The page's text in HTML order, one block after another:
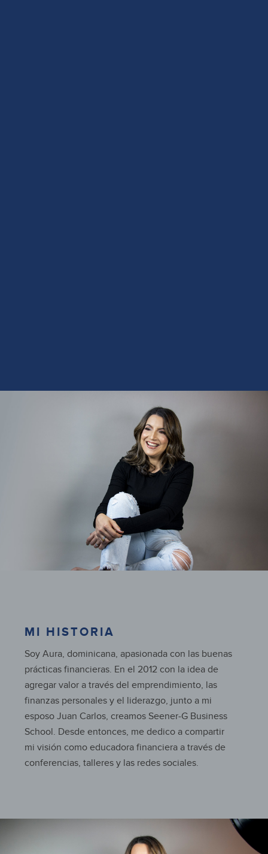
MI HISTORIA
Soy Aura, dominicana, apasionada con las buenas
prácticas financieras. En el 2012 con la idea de
agregar valor a través del emprendimiento, las
finanzas personales y el liderazgo, junto a mi
esposo Juan Carlos, creamos Seener-G Business
School. Desde entonces, me dedico a compartir
mi visión como educadora financiera a través de
conferencias, talleres y las redes sociales.